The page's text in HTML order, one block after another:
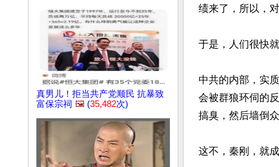
真男儿！拒当共产党顺民 抗暴致
富保宗祠 🖼️ (35,482次)
绩来了，所以，
于是，人们很快
中共的内部，实
会被群狼环伺的
搞臭，然后墙倒
这不，秦刚，就